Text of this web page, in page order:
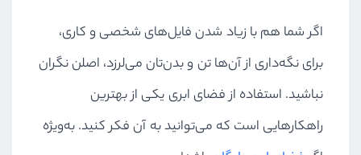
اگر شما هم با زیاد شدن فایل‌های شخصی و کاری،
برای نگه‌داری از آن‌ها تن و بدن‌تان می‌لرزد، اصلن نگران
نباشید. استفاده از فضای ابری یکی از بهترین
راهکارهایی است که می‌توانید به آن فکر کنید. به‌ویژه